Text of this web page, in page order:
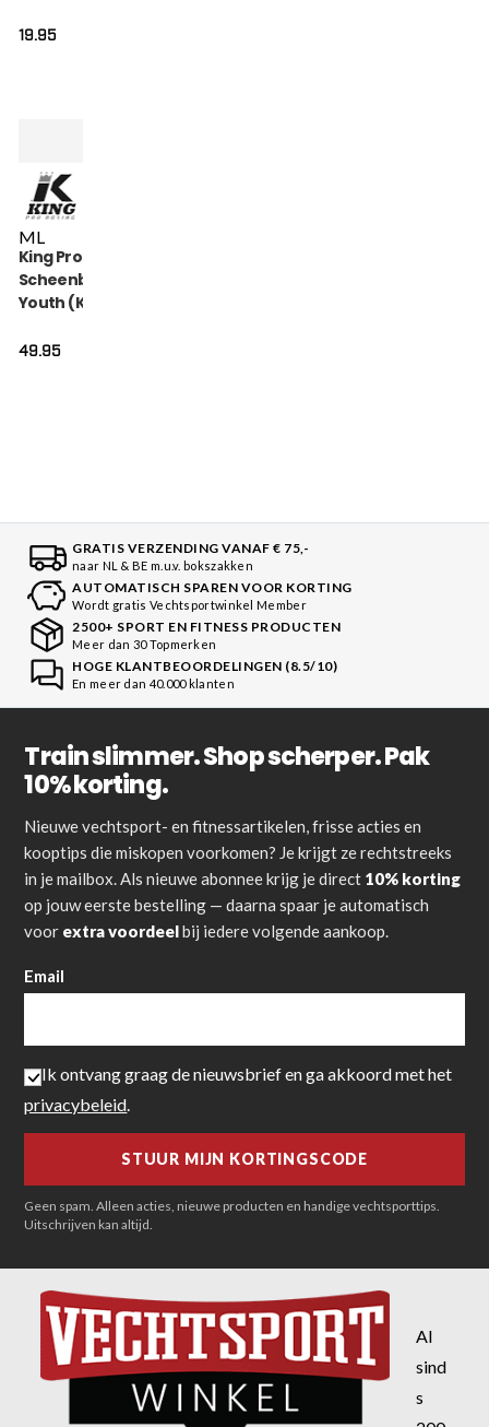
19.95
ML
King Pro Boxing
Scheenbeschermers
Youth (KPB SG
49.95
GRATIS VERZENDING VANAF € 75,-
naar NL & BE m.u.v. bokszakken
AUTOMATISCH SPAREN VOOR KORTING
Wordt gratis Vechtsportwinkel Member
2500+ SPORT EN FITNESS PRODUCTEN
Meer dan 30 Topmerken
HOGE KLANTBEOORDELINGEN (8.5/10)
En meer dan 40.000 klanten
Train slimmer. Shop scherper. Pak
10% korting.
Nieuwe vechtsport- en fitnessartikelen, frisse acties en
kooptips die miskopen voorkomen? Je krijgt ze rechtstreeks
in je mailbox. Als nieuwe abonnee krijg je direct 10% korting
op jouw eerste bestelling — daarna spaar je automatisch
voor extra voordeelbij iedere volgende aankoop.
Email
Ik ontvang graag de nieuwsbrief en ga akkoord met het
privacybeleid.
Geen spam. Alleen acties, nieuwe producten en handige vechtsporttips.
Uitschrijven kan altijd.
Al
sind
s